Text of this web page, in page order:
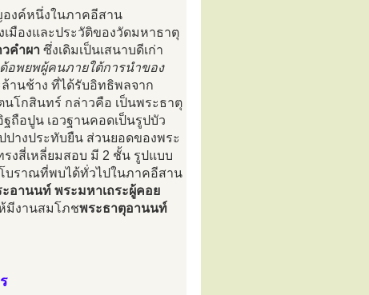
องค์หนึ่งในภาคอีสาน
มืองและประวัติของวัดมหาธาตุ
คำผา ซึ่งเดิมเป็นเสนาบดีเก่า
อพยพผู้คนภายใต้การนำของ
านช้าง ที่ได้รับอิทธิพลจาก
โกสินทร์ กล่าวคือ เป็นพระธาตุ
ถือปูน เอวฐานคอดเป็นรูปบัว
ปางประทับยืน ส่วนยอดของพระ
งสี่เหลี่ยมสอบ มี 2 ชั้น รูปแบบ
บราณที่พบได้ทั่วไปในภาคอีสาน
อานนท์ พระมหาเถระผู้คอย
มีงานสมโภชพระธาตุอานนท์